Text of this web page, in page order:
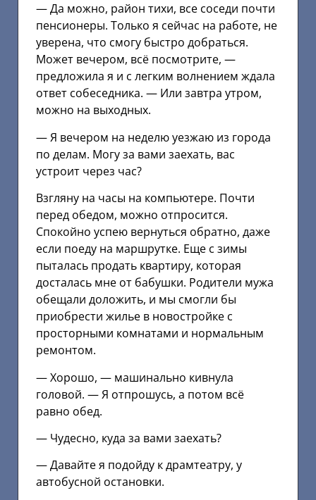
— Да можно, район тихи, все соседи почти
пенсионеры. Только я сейчас на работе, не
уверена, что смогу быстро добраться.
Может вечером, всё посмотрите, —
предложила я и с легким волнением ждала
ответ собеседника. — Или завтра утром,
можно на выходных.
— Я вечером на неделю уезжаю из города
по делам. Могу за вами заехать, вас
устроит через час?
Взгляну на часы на компьютере. Почти
перед обедом, можно отпросится.
Спокойно успею вернуться обратно, даже
если поеду на маршрутке. Еще с зимы
пыталась продать квартиру, которая
досталась мне от бабушки. Родители мужа
обещали доложить, и мы смогли бы
приобрести жилье в новостройке с
просторными комнатами и нормальным
ремонтом.
— Хорошо, — машинально кивнула
головой. — Я отпрошусь, а потом всё
равно обед.
— Чудесно, куда за вами заехать?
— Давайте я подойду к драмтеатру, у
автобусной остановки.